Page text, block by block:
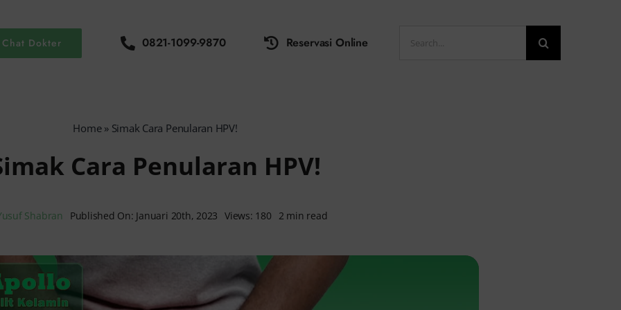
Chat Dokter 0821-1099-9870 Reservasi Online
for:
Home» Simak Cara Penularan HPV!
Cara Penularan HPV!
Shabran Published On: Januari 20th, 2023 Views: 180 2 min read